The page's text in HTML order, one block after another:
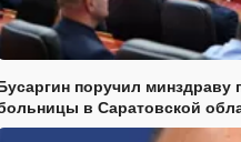
поручил минздраву
в Саратовской